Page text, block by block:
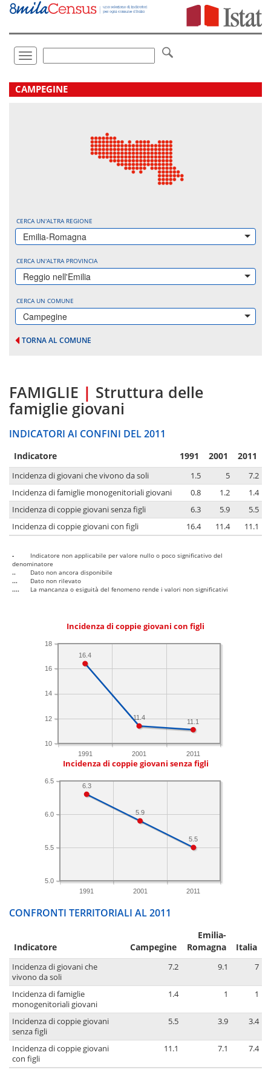
Vai
direttamente
Toggle
navigation
.
CAMPEGINE
CERCA UN'ALTRA REGIONE
Emilia-Romagna
CERCA UN'ALTRA PROVINCIA
Reggio nell'Emilia
CERCA UN COMUNE
Campegine
TORNA AL COMUNE
FAMIGLIE | Struttura delle
famiglie giovani
INDICATORI AI CONFINI DEL 2011
Indicatore 1991 2001 2011
Incidenza di giovani che vivono da soli 1.5 5
7.2
Incidenza di famiglie monogenitoriali giovani
0.8 1.2
1.4
Incidenza di coppie giovani senza figli
6.3 5.9
5.5
Incidenza di coppie giovani con figli
16.4 11.4 11.1
-
Indicatore non applicabile per valore nullo o poco significativo del
denominatore
..
Dato non ancora disponibile
...
Dato non rilevato
....
La mancanza o esiguità del fenomeno rende i valori non significativi
Incidenza di coppie giovani con figli
1991 2001 2011
10
12
14
16
18
11.1
11.4
16.4
Incidenza di coppie giovani senza figli
1991 2001 2011
5.0
5.5
6.0
6.5
5.5
5.9
6.3
CONFRONTI TERRITORIALI AL 2011
Indicatore Campegine
Emilia-
Romagna
Italia
Incidenza di giovani che
vivono da soli
7.2 9.1 7
Incidenza di famiglie
monogenitoriali giovani
1.4 1 1
Incidenza di coppie giovani
senza figli
5.5 3.9 3.4
Incidenza di coppie giovani
con figli
11.1 7.1 7.4